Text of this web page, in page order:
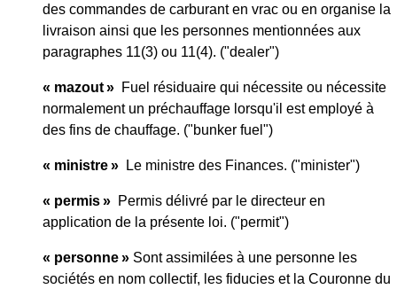
des commandes de carburant en vrac ou en organise la
livraison ainsi que les personnes mentionnées aux
paragraphes 11(3) ou 11(4). ("dealer")
« mazout » Fuel résiduaire qui nécessite ou nécessite
normalement un préchauffage lorsqu'il est employé à
des fins de chauffage. ("bunker fuel")
« ministre » Le ministre des Finances. ("minister")
« permis » Permis délivré par le directeur en
application de la présente loi. ("permit")
« personne » Sont assimilées à une personne les
sociétés en nom collectif, les fiducies et la Couronne du